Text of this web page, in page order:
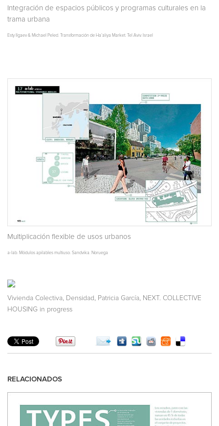
Integración de espacios públicos y programas culturales en la
trama urbana
Esty Ilgaev & Michael Peled. Transformación de Ha’aliya Market. Tel Aviv. Israel
Multiplicación flexible de usos urbanos
a-lab. Módulos apilables multiuso. Sandvika. Noruega
Vivienda Colectiva Densidad Patricia García
NEXT. COLLECTIVE
HOUSING in progress
RELACIONADOS